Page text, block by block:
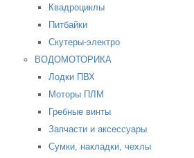
Квадроциклы
Питбайки
Скутеры-электро
ВОДОМОТОРИКА
Лодки ПВХ
Моторы ПЛМ
Гребные винты
Запчасти и аксессуары
Сумки, накладки, чехлы